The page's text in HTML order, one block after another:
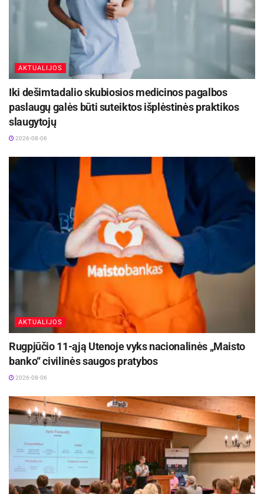
AKTUALIJOS
Iki dešimtadalio skubiosios medicinos pagalbos
paslaugų galės būti suteiktos išplėstinės praktikos
slaugytojų
2026-08-06
AKTUALIJOS
Rugpjūčio 11-ąją Utenoje vyks nacionalinės „Maisto
banko“ civilinės saugos pratybos
2026-08-06